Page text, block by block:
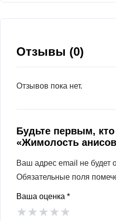
Отзывы (0)
Отзывов пока нет.
Будьте первым,
«Жимолость
Ваш адрес email не будет
Обязательные поля
Ваша оценка *
★★★★★